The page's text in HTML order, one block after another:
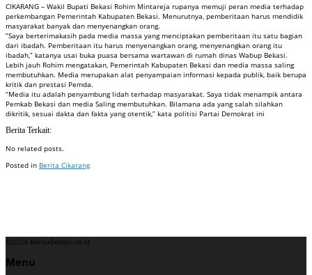
CIKARANG – Wakil Bupati Bekasi Rohim Mintareja rupanya memuji peran media terhadap
perkembangan Pemerintah Kabupaten Bekasi. Menurutnya, pemberitaan harus mendidik
masyarakat banyak dan menyenangkan orang.
“Saya berterimakasih pada media massa yang menciptakan pemberitaan itu satu bagian
dari ibadah. Pemberitaan itu harus menyenangkan orang, menyenangkan orang itu
ibadah,” katanya usai buka puasa bersama wartawan di rumah dinas Wabup Bekasi.
Lebih jauh Rohim mengatakan, Pemerintah Kabupaten Bekasi dan media massa saling
membutuhkan. Media merupakan alat penyampaian informasi kepada publik, baik berupa
kritik dan prestasi Pemda.
“Media itu adalah penyambung lidah terhadap masyarakat. Saya tidak menampik antara
Pemkab Bekasi dan media Saling membutuhkan. Bilamana ada yang salah silahkan
dikritik, sesuai dakta dan fakta yang otentik,” kata politisi Partai Demokrat ini
Berita Terkait:
No related posts.
Posted in Berita Cikarang
©2024 BeritaBekasi.co.id
Menu